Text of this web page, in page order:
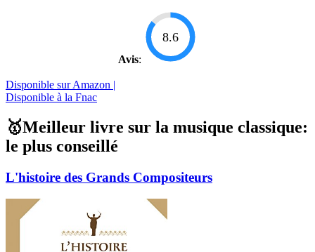
Avis:
8.6
Disponible sur Amazon |
Disponible à la Fnac
🥇Meilleur livre sur la musique classique:
le plus conseillé
L'histoire des Grands Compositeurs